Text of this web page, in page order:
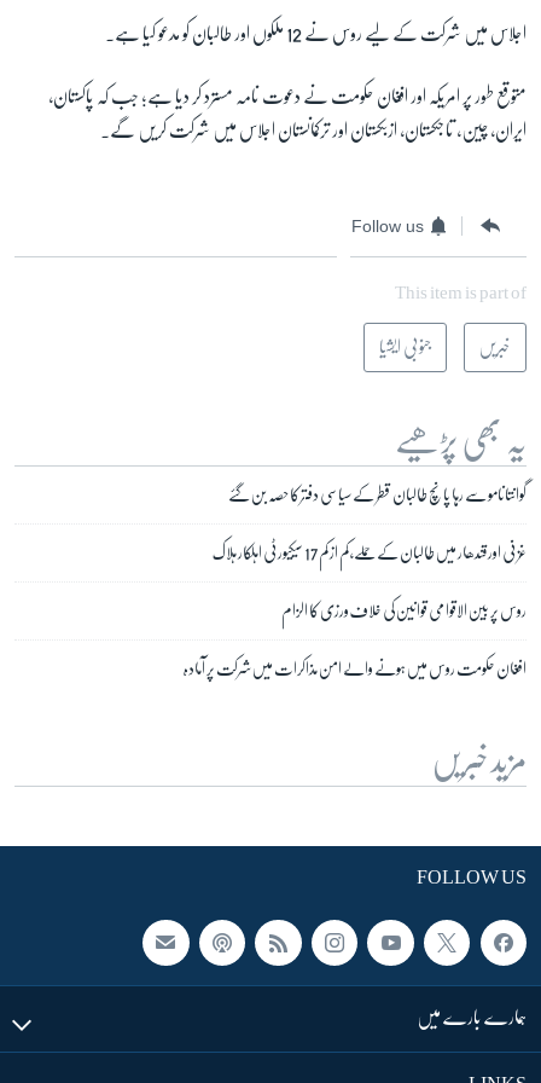
اجلاس میں شرکت کے لیے روس نے 12 ملکوں اور طالبان کو مدعو کیا ہے۔
متوقع طور پر امریکہ اور افغان حکومت نے دعوت نامہ مسترد کر دیا ہے؛ جب کہ پاکستان،
ایران، چین، تاجکستان، ازبکستان اور ترکمانستان اجلاس میں شرکت کریں گے۔
Follow us
This item is part of
خبریں جنوبی ایشیا
یہ بھی پڑھیے
گوانتانامو سے رہا پانچ طالبان قطر کے سیاسی دفتر کا حصہ بن گئے
غزنی اور قندھار میں طالبان کے حملے، کم از کم 17 سیکیورٹی اہلکار ہلاک
روس پر بین الاقوامی قوانین کی خلاف ورزی کا الزام
افغان حکومت روس میں ہونے والے امن مذاکرات میں شرکت پر آمادہ
مزید خبریں
FOLLOW US
ہمارے بارے میں